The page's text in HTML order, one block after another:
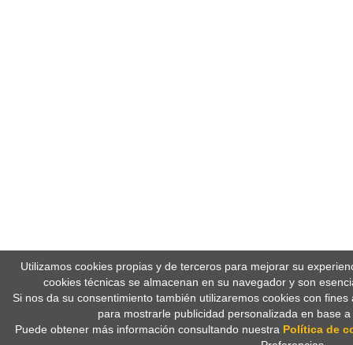
Utilizamos cookies propias y de terceros para mejorar su
cookies técnicas se almacenan en su navegador y son
Si nos da su consentimiento también utilizaremos cookies con
para mostrarle publicidad personalizada en base
Puede obtener más información consultando nuestra Política de